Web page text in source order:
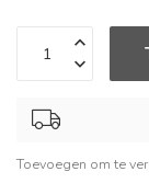
Toevoegen om te